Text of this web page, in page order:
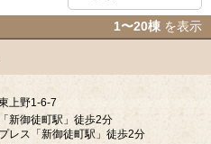
1〜20棟 を表示
上野1-6-7
新御徒町駅」徒歩2分
レス「新御徒町駅」徒歩2分